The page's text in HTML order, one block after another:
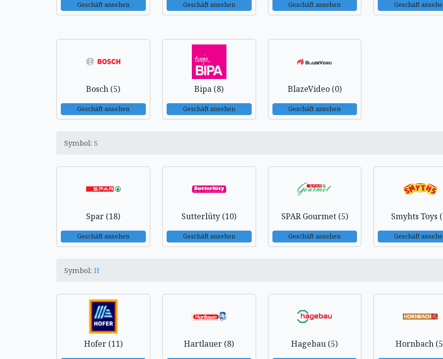
Geschäft ansehen Geschäft ansehen Geschäft ansehen Geschäft
Bosch (5)
Geschäft ansehen
Bipa (8)
Geschäft ansehen
BlazeVideo (0)
Geschäft ansehen
Symbol: S
Spar (18)
Geschäft ansehen
Sutterlüty (10)
Geschäft ansehen
SPAR Gourmet (5)
Geschäft ansehen
Smyhts Toys
Geschäft
Symbol: H
Hofer (11) Hartlauer (8) Hagebau (5) Hornbach